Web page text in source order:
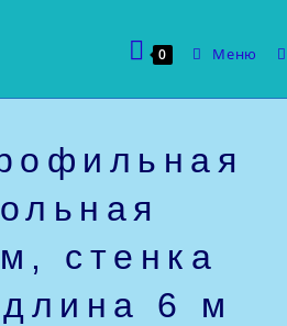
0 Меню
стенка
6 м